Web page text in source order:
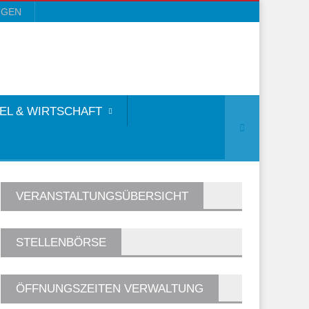
& WIRTSCHAFT
VERANSTALTUNGSÜBERSICHT
STELLENBÖRSE
ÖFFNUNGSZEITEN VERWALTUNG